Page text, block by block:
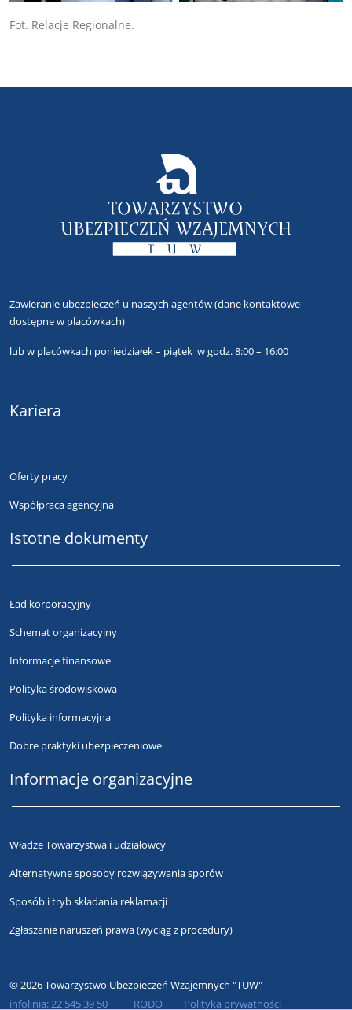
Fot. Relacje Regionalne.
Zawieranie ubezpieczeń u naszych agentów(dane kontaktowe
dostępne w placówkach)
lubw placówkach poniedziałek – piątek w godz. 8:00 – 16:00
Kariera
Oferty pracy
Współpraca agencyjna
Istotne dokumenty
Ład korporacyjny
Schemat organizacyjny
Informacje finansowe
Polityka środowiskowa
Polityka informacyjna
Dobre praktyki ubezpieczeniowe
Informacje organizacyjne
Władze Towarzystwa i udziałowcy
Alternatywne sposoby rozwiązywania sporów
Sposób i tryb składania reklamacji
Zgłaszanie naruszeń prawa (wyciąg z procedury)
© 2026 Towarzystwo Ubezpieczeń Wzajemnych "TUW"
infolinia:22 545 39 50 RODO Polityka prywatności